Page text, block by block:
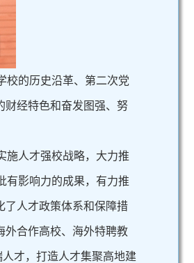
校的历史沿革、第二次党
财经特色和奋发图强、努
施人才强校战略，大力推
有影响力的成果，有力推
了人才政策体系和保障措
外合作高校、海外特聘教
才，打造人才集聚高地建